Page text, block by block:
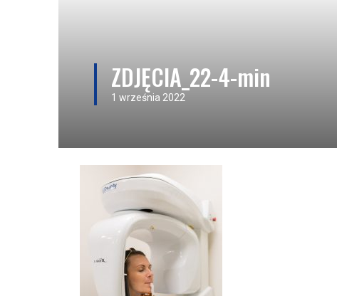
ZDJĘCIA_22-4-min
1 września 2022